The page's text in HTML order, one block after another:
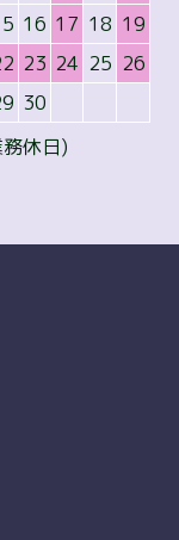
16 17 18 19
23 24 25 26
30
休日)